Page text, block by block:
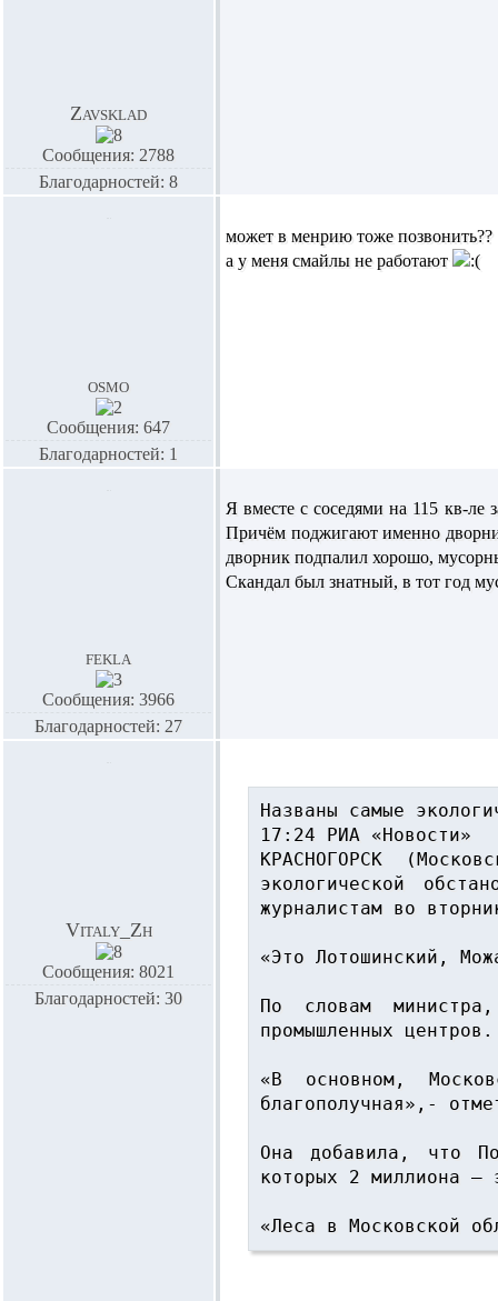
Zavsklad
Сообщения: 2788
Благодарностей: 8
osmo
Сообщения: 647
Благодарностей: 1
может в менрию тоже позвонить??
а у меня смайлы не работают
fekla
Сообщения: 3966
Благодарностей: 27
Я вместе с соседями на 115 кв-ле
Причём поджигают именно
дворник подпалил хорошо,
Скандал был знатный, в тот год
Vitaly_Zh
Сообщения: 8021
Благодарностей: 30
Названы самые
17:24 РИА «Новости»
КРАСНОГОРСК
экологической
журналистам во
«Это Лотошинский,
По словам министра,
промышленных
«В основном,
благополучная»,-
Она добавила, что
которых 2 миллиона —